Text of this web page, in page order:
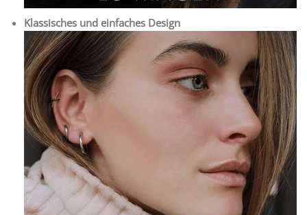
Klassisches und einfaches Design